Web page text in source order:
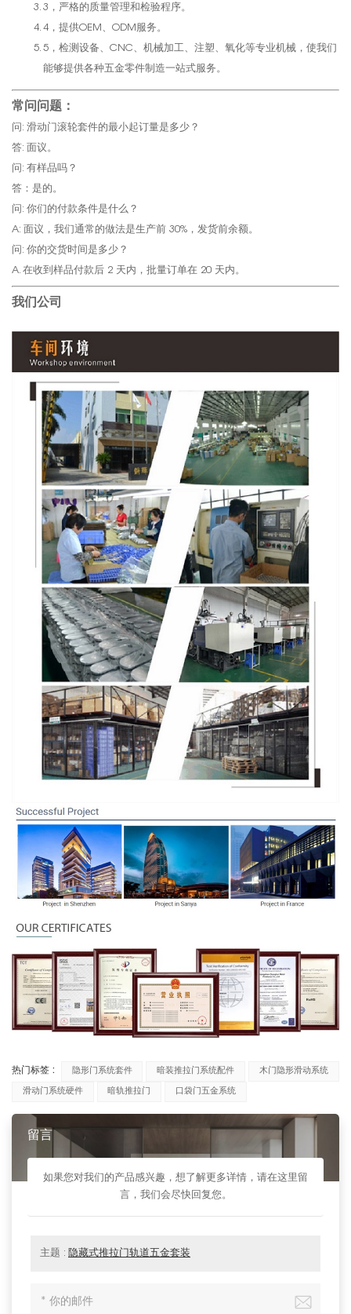
3，严格的质量管理和检验程序。
4，提供OEM、ODM服务。
5，检测设备、CNC、机械加工、注塑、氧化等专业机械，使我们
能够提供各种五金零件制造一站式服务。
常问问题：
问: 滑动门滚轮套件的最小起订量是多少？
答: 面议。
问: 有样品吗？
答：是的。
问: 你们的付款条件是什么？
A: 面议，我们通常的做法是生产前 30%，发货前余额。
问: 你的交货时间是多少？
A. 在收到样品付款后 2 天内，批量订单在 20 天内。
我们公司
热门标签 : 隐形门系统套件 暗装推拉门系统配件 木门隐形滑动系统
滑动门系统硬件 暗轨推拉门 口袋门五金系统
留言
如果您对我们的产品感兴趣，想了解更多详情，请在这里留
言，我们会尽快回复您。
主题 : 隐藏式推拉门轨道五金套装